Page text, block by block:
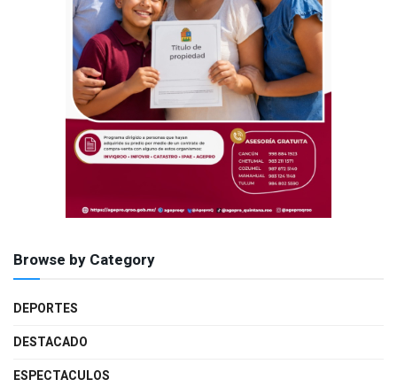
Browse by Category
DEPORTES
DESTACADO
ESPECTACULOS